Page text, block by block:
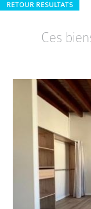
RETOUR RESULTATS
Ces